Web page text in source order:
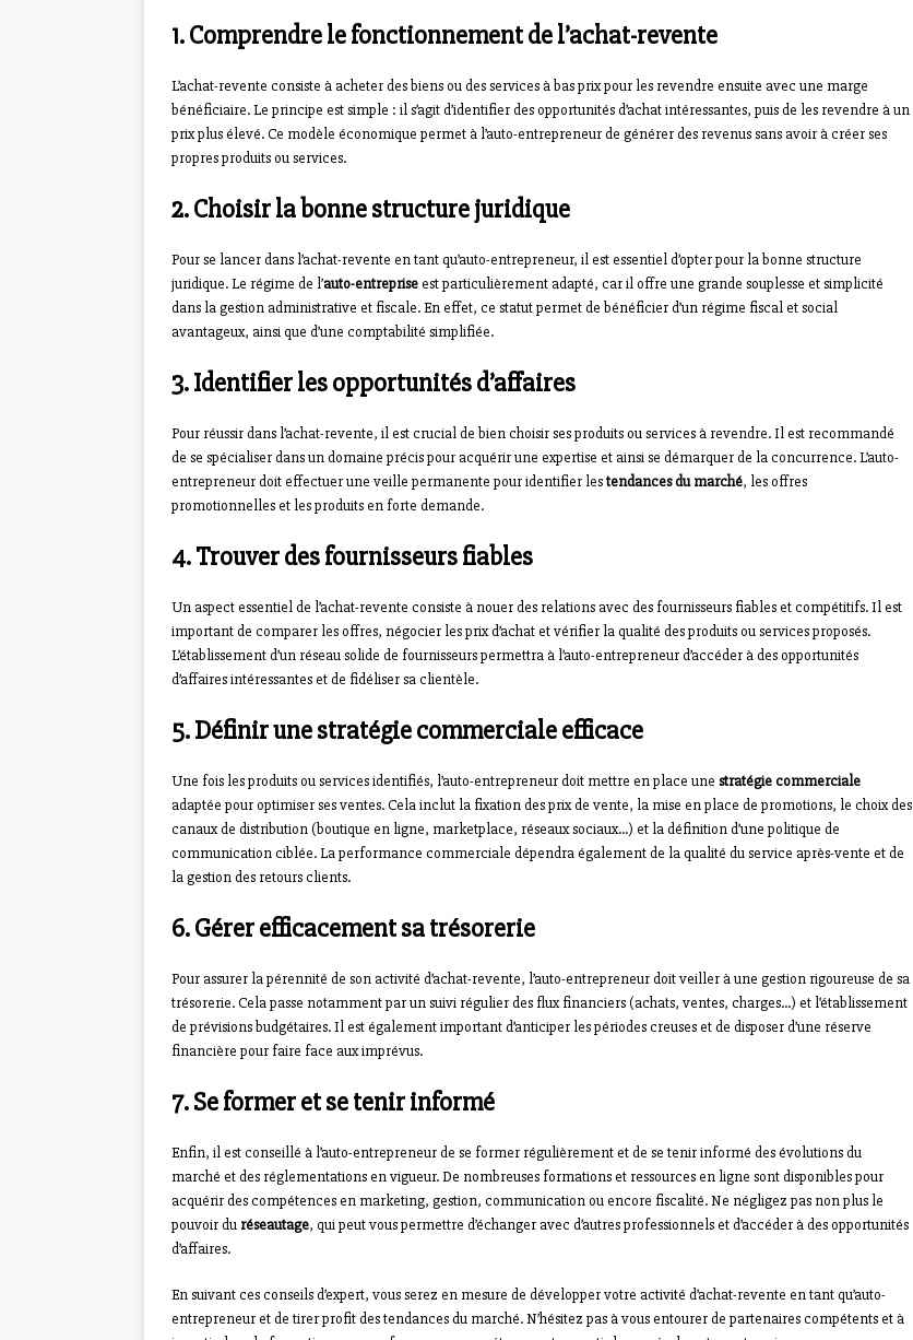
1. Comprendre le fonctionnement de l’achat-revente
L’achat-revente consiste à acheter des biens ou des services à bas prix pour les revendre ensuite avec une marge
bénéficiaire. Le principe est simple : il s’agit d’identifier des opportunités d’achat intéressantes, puis de les revendre à un
prix plus élevé. Ce modèle économique permet à l’auto-entrepreneur de générer des revenus sans avoir à créer ses
propres produits ou services.
2. Choisir la bonne structure juridique
Pour se lancer dans l’achat-revente en tant qu’auto-entrepreneur, il est essentiel d’opter pour la bonne structure
juridique. Le régime de l’auto-entrepriseest particulièrement adapté, car il offre une grande souplesse et simplicité
dans la gestion administrative et fiscale. En effet, ce statut permet de bénéficier d’un régime fiscal et social
avantageux, ainsi que d’une comptabilité simplifiée.
3. Identifier les opportunités d’affaires
Pour réussir dans l’achat-revente, il est crucial de bien choisir ses produits ou services à revendre. Il est recommandé
de se spécialiser dans un domaine précis pour acquérir une expertise et ainsi se démarquer de la concurrence. L’auto-
entrepreneur doit effectuer une veille permanente pour identifier lestendances du marché, les offres
promotionnelles et les produits en forte demande.
4. Trouver des fournisseurs fiables
Un aspect essentiel de l’achat-revente consiste à nouer des relations avec des fournisseurs fiables et compétitifs. Il est
important de comparer les offres, négocier les prix d’achat et vérifier la qualité des produits ou services proposés.
L’établissement d’un réseau solide de fournisseurs permettra à l’auto-entrepreneur d’accéder à des opportunités
d’affaires intéressantes et de fidéliser sa clientèle.
5. Définir une stratégie commerciale efficace
Une fois les produits ou services identifiés, l’auto-entrepreneur doit mettre en place une stratégie commerciale
adaptée pour optimiser ses ventes. Cela inclut la fixation des prix de vente, la mise en place de promotions, le choix des
canaux de distribution (boutique en ligne, marketplace, réseaux sociaux…) et la définition d’une politique de
communication ciblée. La performance commerciale dépendra également de la qualité du service après-vente et de
la gestion des retours clients.
6. Gérer efficacement sa trésorerie
Pour assurer la pérennité de son activité d’achat-revente, l’auto-entrepreneur doit veiller à une gestion rigoureuse de sa
trésorerie. Cela passe notamment par un suivi régulier des flux financiers (achats, ventes, charges…) et l’établissement
de prévisions budgétaires. Il est également important d’anticiper les périodes creuses et de disposer d’une réserve
financière pour faire face aux imprévus.
7. Se former et se tenir informé
Enfin, il est conseillé à l’auto-entrepreneur de se former régulièrement et de se tenir informé des évolutions du
marché et des réglementations en vigueur. De nombreuses formations et ressources en ligne sont disponibles pour
acquérir des compétences en marketing, gestion, communication ou encore fiscalité. Ne négligez pas non plus le
pouvoir du réseautage, qui peut vous permettre d’échanger avec d’autres professionnels et d’accéder à des opportunités
d’affaires.
En suivant ces conseils d’expert, vous serez en mesure de développer votre activité d’achat-revente en tant qu’auto-
entrepreneur et de tirer profit des tendances du marché. N’hésitez pas à vous entourer de partenaires compétents et à